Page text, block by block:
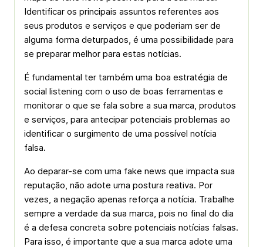
Identificar os principais assuntos referentes aos
seus produtos e serviços e que poderiam ser de
alguma forma deturpados, é uma possibilidade para
se preparar melhor para estas notícias.
É fundamental ter também uma boa estratégia de
social listening com o uso de boas ferramentas e
monitorar o que se fala sobre a sua marca, produtos
e serviços, para antecipar potenciais problemas ao
identificar o surgimento de uma possível notícia
falsa.
Ao deparar-se com uma fake news que impacta sua
reputação, não adote uma postura reativa. Por
vezes, a negação apenas reforça a notícia. Trabalhe
sempre a verdade da sua marca, pois no final do dia
é a defesa concreta sobre potenciais notícias falsas.
Para isso, é importante que a sua marca adote uma